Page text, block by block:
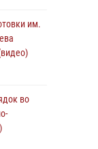
матча
им.
во